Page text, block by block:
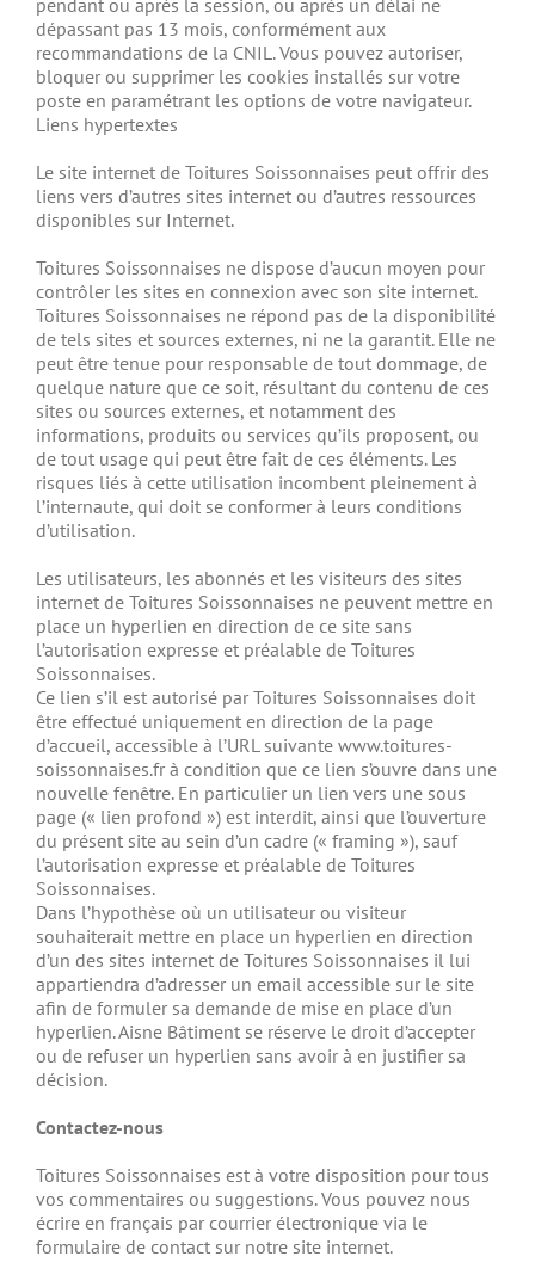
pendant ou après la session, ou après un délai ne
dépassant pas 13 mois, conformément aux
recommandations de la CNIL. Vous pouvez autoriser,
bloquer ou supprimer les cookies installés sur votre
poste en paramétrant les options de votre navigateur.
Liens hypertextes
Le site internet de Toitures Soissonnaises peut offrir des
liens vers d’autres sites internet ou d’autres ressources
disponibles sur Internet.
Toitures Soissonnaises ne dispose d’aucun moyen pour
contrôler les sites en connexion avec son site internet.
Toitures Soissonnaises ne répond pas de la disponibilité
de tels sites et sources externes, ni ne la garantit. Elle ne
peut être tenue pour responsable de tout dommage, de
quelque nature que ce soit, résultant du contenu de ces
sites ou sources externes, et notamment des
informations, produits ou services qu’ils proposent, ou
de tout usage qui peut être fait de ces éléments. Les
risques liés à cette utilisation incombent pleinement à
l’internaute, qui doit se conformer à leurs conditions
d’utilisation.
Les utilisateurs, les abonnés et les visiteurs des sites
internet de Toitures Soissonnaises ne peuvent mettre en
place un hyperlien en direction de ce site sans
l’autorisation expresse et préalable de Toitures
Soissonnaises.
Ce lien s’il est autorisé par Toitures Soissonnaises doit
être effectué uniquement en direction de la page
d’accueil, accessible à l’URL suivante www.toitures-
soissonnaises.fr à condition que ce lien s’ouvre dans une
nouvelle fenêtre. En particulier un lien vers une sous
page (« lien profond ») est interdit, ainsi que l’ouverture
du présent site au sein d’un cadre (« framing »), sauf
l’autorisation expresse et préalable de Toitures
Soissonnaises.
Dans l’hypothèse où un utilisateur ou visiteur
souhaiterait mettre en place un hyperlien en direction
d’un des sites internet de Toitures Soissonnaises il lui
appartiendra d’adresser un email accessible sur le site
afin de formuler sa demande de mise en place d’un
hyperlien. Aisne Bâtiment se réserve le droit d’accepter
ou de refuser un hyperlien sans avoir à en justifier sa
décision.
Contactez-nous
Toitures Soissonnaises est à votre disposition pour tous
vos commentaires ou suggestions. Vous pouvez nous
écrire en français par courrier électronique via le
formulaire de contact sur notre site internet.